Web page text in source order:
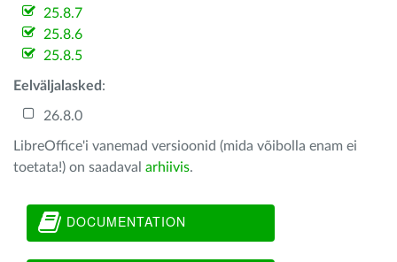
25.8.7
25.8.6
25.8.5
Eelväljalasked :
26.8.0
LibreOffice'i vanemad versioonid (mida võibolla enam ei
toetata!) on saadaval arhiivis.
DOCUMENTATION